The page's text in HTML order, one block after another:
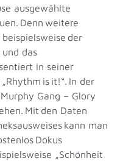
ausgewählte
Denn weitere
beispielsweise der
das
in seiner
is it!“. In der
Gang – Glory
Mit den Daten
kann man
Dokus
„Schönheit